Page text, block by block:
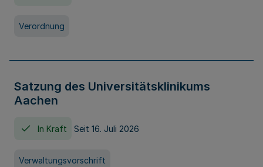
Verordnung
Satzung des Universitätsklinikums
Aachen
In Kraft Seit 16. Juli 2026
Verwaltungsvorschrift